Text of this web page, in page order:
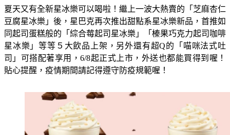
夏天又有全新星冰樂可以喝啦！繼上一波大熱賣的「芝麻杏仁
豆腐星冰樂」後，星巴克再次推出甜點系星冰樂新品，首推如
同起司蛋糕般的「綜合莓起司星冰樂」「榛果巧克力起司咖啡
星冰樂」等等５大飲品上架，另外還有超Q的「喵咪法式吐
司」可搭配著享用，6/8起正式上市，外送也都能買得到喔！
貼心提醒，疫情期間請記得遵守防疫規範喔！